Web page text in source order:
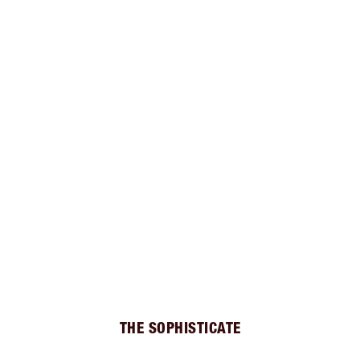
THE SOPHISTICATE